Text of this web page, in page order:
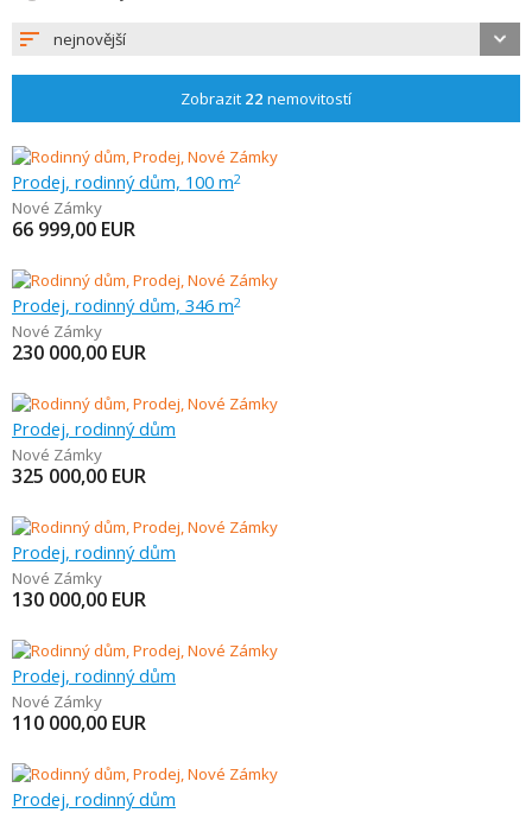
nejnovější
Zobrazit 22 nemovitostí
Prodej, rodinný dům, 100 m2
Nové Zámky
66 999,00 EUR
Prodej, rodinný dům, 346 m2
Nové Zámky
230 000,00 EUR
Prodej, rodinný dům
Nové Zámky
325 000,00 EUR
Prodej, rodinný dům
Nové Zámky
130 000,00 EUR
Prodej, rodinný dům
Nové Zámky
110 000,00 EUR
Prodej, rodinný dům